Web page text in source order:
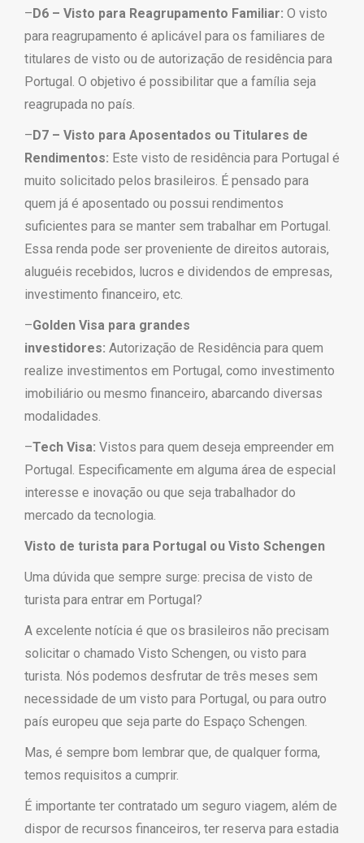
–D6 – Visto para Reagrupamento Familiar: O visto
para reagrupamento é aplicável para os familiares de
titulares de visto ou de autorização de residência para
Portugal. O objetivo é possibilitar que a família seja
reagrupada no país.
–D7 – Visto para Aposentados ou Titulares de
Rendimentos: Este visto de residência para Portugal é
muito solicitado pelos brasileiros. É pensado para
quem já é aposentado ou possui rendimentos
suficientes para se manter sem trabalhar em Portugal.
Essa renda pode ser proveniente de direitos autorais,
aluguéis recebidos, lucros e dividendos de empresas,
investimento financeiro, etc.
–Golden Visa para grandes
investidores: Autorização de Residência para quem
realize investimentos em Portugal, como investimento
imobiliário ou mesmo financeiro, abarcando diversas
modalidades.
–Tech Visa: Vistos para quem deseja empreender em
Portugal. Especificamente em alguma área de especial
interesse e inovação ou que seja trabalhador do
mercado da tecnologia.
Visto de turista para Portugal ou Visto Schengen
Uma dúvida que sempre surge: precisa de visto de
turista para entrar em Portugal?
A excelente notícia é que os brasileiros não precisam
solicitar o chamado Visto Schengen, ou visto para
turista. Nós podemos desfrutar de três meses sem
necessidade de um visto para Portugal, ou para outro
país europeu que seja parte do Espaço Schengen.
Mas, é sempre bom lembrar que, de qualquer forma,
temos requisitos a cumprir.
É importante ter contratado um seguro viagem, além de
dispor de recursos financeiros, ter reserva para estadia